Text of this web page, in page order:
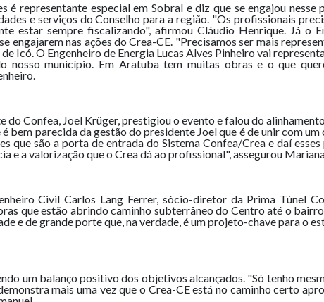
representante especial em Sobral e diz que se engajou nesse
e serviços do Conselho para a região. "Os profissionais
estar sempre fiscalizando", afirmou Cláudio Henrique. Já o
engajarem nas ações do Crea-CE. "Precisamos ser mais
Icó. O Engenheiro de Energia Lucas Alves Pinheiro vai
nosso município. Em Aratuba tem muitas obras e o que
Confea, Joel Krüger, prestigiou o evento e falou do
bem parecida da gestão do presidente Joel que é de unir com
que são a porta de entrada do Sistema Confea/Crea e daí
e a valorização que o Crea dá ao profissional", assegurou
Civil Carlos Lang Ferrer, sócio-diretor da Prima Túnel
que estão abrindo caminho subterrâneo do Centro até o
e de grande porte que, na verdade, é um projeto-chave para o
um balanço positivo dos objetivos alcançados. "Só tenho
mais uma vez que o Crea-CE está no caminho certo